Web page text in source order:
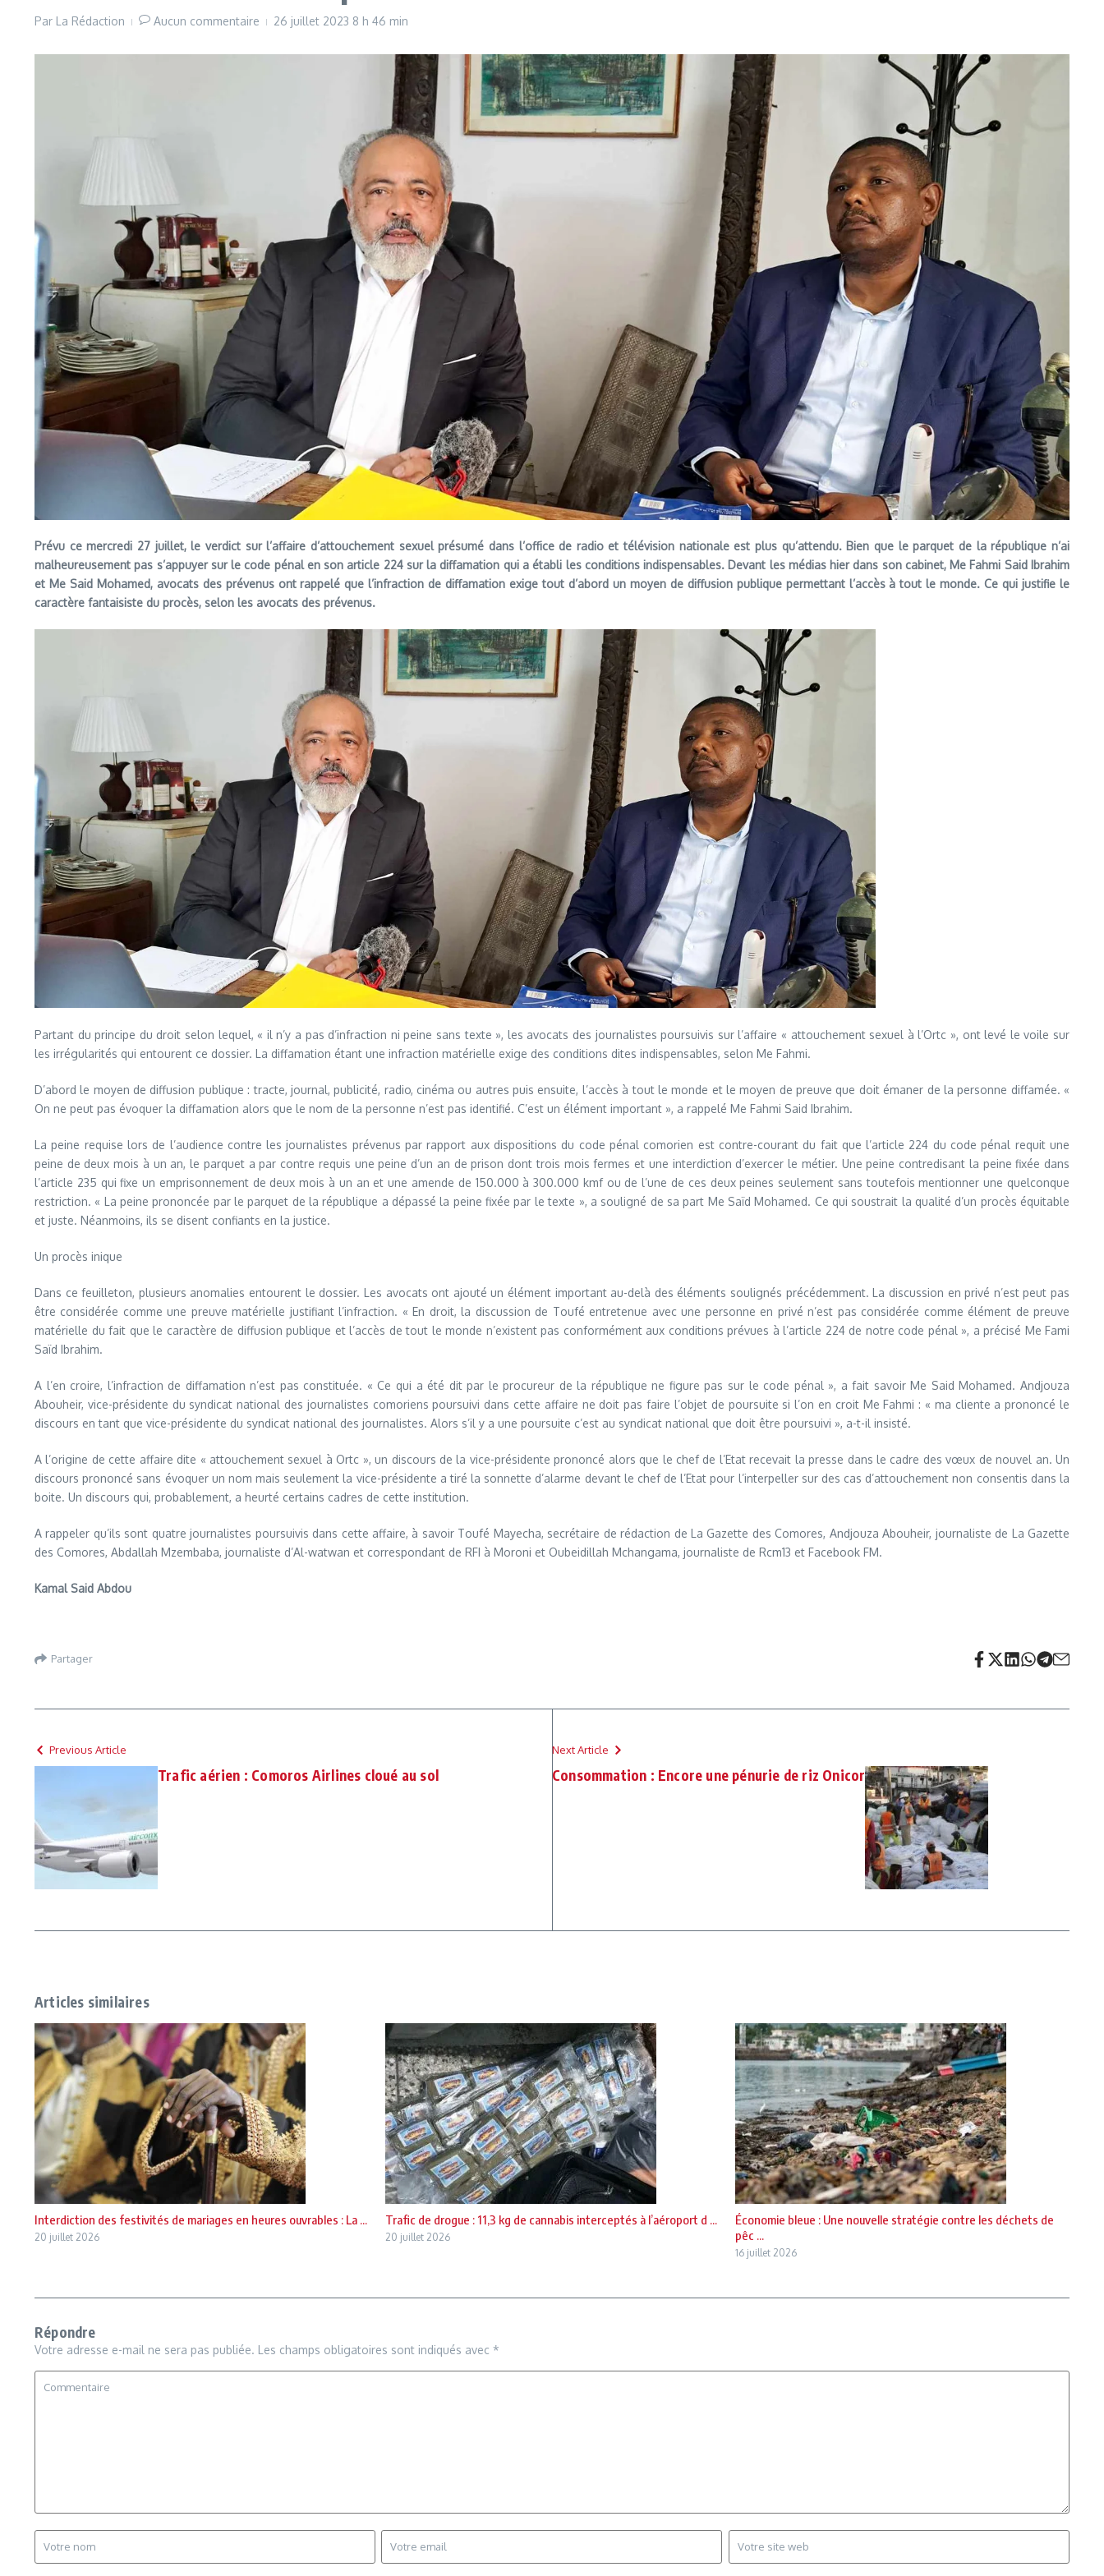
Par La Rédaction Aucun commentaire 26 juillet 2023 8 h 46 min
Prévu ce mercredi 27 juillet, le verdict sur l’affaire d’attouchement sexuel présumé dans l’office de radio et télévision nationale est plus qu’attendu. Bien que le parquet de la république n’ai
malheureusement pas s’appuyer sur le code pénal en son article 224 sur la diffamation qui a établi les conditions indispensables. Devant les médias hier dans son cabinet, Me Fahmi Said Ibrahim
et Me Said Mohamed, avocats des prévenus ont rappelé que l’infraction de diffamation exige tout d’abord un moyen de diffusion publique permettant l’accès à tout le monde. Ce qui justifie le
caractère fantaisiste du procès, selon les avocats des prévenus.
Partant du principe du droit selon lequel, « il n’y a pas d’infraction ni peine sans texte », les avocats des journalistes poursuivis sur l’affaire « attouchement sexuel à l’Ortc », ont levé le voile sur
les irrégularités qui entourent ce dossier. La diffamation étant une infraction matérielle exige des conditions dites indispensables, selon Me Fahmi.
D’abord le moyen de diffusion publique : tracte, journal, publicité, radio, cinéma ou autres puis ensuite, l’accès à tout le monde et le moyen de preuve que doit émaner de la personne diffamée. «
On ne peut pas évoquer la diffamation alors que le nom de la personne n’est pas identifié. C’est un élément important », a rappelé Me Fahmi Said Ibrahim.
La peine requise lors de l’audience contre les journalistes prévenus par rapport aux dispositions du code pénal comorien est contre-courant du fait que l’article 224 du code pénal requit une
peine de deux mois à un an, le parquet a par contre requis une peine d’un an de prison dont trois mois fermes et une interdiction d’exercer le métier. Une peine contredisant la peine fixée dans
l’article 235 qui fixe un emprisonnement de deux mois à un an et une amende de 150.000 à 300.000 kmf ou de l’une de ces deux peines seulement sans toutefois mentionner une quelconque
restriction. « La peine prononcée par le parquet de la république a dépassé la peine fixée par le texte », a souligné de sa part Me Saïd Mohamed. Ce qui soustrait la qualité d’un procès équitable
et juste. Néanmoins, ils se disent confiants en la justice.
Un procès inique
Dans ce feuilleton, plusieurs anomalies entourent le dossier. Les avocats ont ajouté un élément important au-delà des éléments soulignés précédemment. La discussion en privé n’est peut pas
être considérée comme une preuve matérielle justifiant l’infraction. « En droit, la discussion de Toufé entretenue avec une personne en privé n’est pas considérée comme élément de preuve
matérielle du fait que le caractère de diffusion publique et l’accès de tout le monde n’existent pas conformément aux conditions prévues à l’article 224 de notre code pénal », a précisé Me Fami
Saïd Ibrahim.
A l’en croire, l’infraction de diffamation n’est pas constituée. « Ce qui a été dit par le procureur de la république ne figure pas sur le code pénal », a fait savoir Me Said Mohamed. Andjouza
Abouheir, vice-présidente du syndicat national des journalistes comoriens poursuivi dans cette affaire ne doit pas faire l’objet de poursuite si l’on en croit Me Fahmi : « ma cliente a prononcé le
discours en tant que vice-présidente du syndicat national des journalistes. Alors s’il y a une poursuite c’est au syndicat national que doit être poursuivi », a-t-il insisté.
A l’origine de cette affaire dite « attouchement sexuel à Ortc », un discours de la vice-présidente prononcé alors que le chef de l’Etat recevait la presse dans le cadre des vœux de nouvel an. Un
discours prononcé sans évoquer un nom mais seulement la vice-présidente a tiré la sonnette d’alarme devant le chef de l’Etat pour l’interpeller sur des cas d’attouchement non consentis dans la
boite. Un discours qui, probablement, a heurté certains cadres de cette institution.
A rappeler qu’ils sont quatre journalistes poursuivis dans cette affaire, à savoir Toufé Mayecha, secrétaire de rédaction de La Gazette des Comores, Andjouza Abouheir, journaliste de La Gazette
des Comores, Abdallah Mzembaba, journaliste d’Al-watwan et correspondant de RFI à Moroni et Oubeidillah Mchangama, journaliste de Rcm13 et Facebook FM.
Kamal Said Abdou
Partager
Previous Article
Trafic aérien : Comoros Airlines cloué au sol
Next Article
Consommation : Encore une pénurie de riz Onicor
Articles similaires
Interdiction des festivités de mariages en heures ouvrables : La ...
20 juillet 2026
Trafic de drogue : 11,3 kg de cannabis interceptés à l’aéroport d ...
20 juillet 2026
Économie bleue : Une nouvelle stratégie contre les déchets de
pêc ...
16 juillet 2026
Répondre
Votre adresse e-mail ne sera pas publiée. Les champs obligatoires sont indiqués avec *